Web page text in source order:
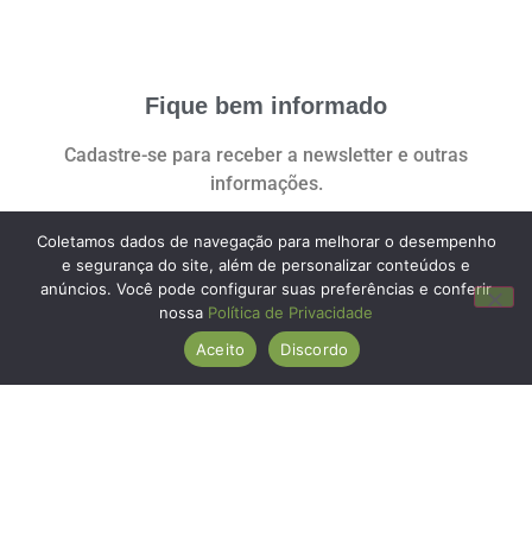
Fique bem informado
Cadastre-se para receber a newsletter e outras
informações.
Você pode revogar seu consentimento a qualquer momento clicando no
link:
REVOGAR CONSENTIMENTO
Coletamos dados de navegação para melhorar o desempenho
e segurança do site, além de personalizar conteúdos e
anúncios. Você pode configurar suas preferências e conferir
nossa Política de Privacidade
Aceito
Discordo